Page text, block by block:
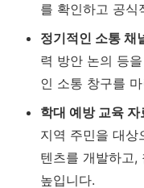
를 확인하고 공식
정기적인 소통 채
력 방안 논의 등
인 소통 창구를
학대 예방 교육
지역 주민을 대상
텐츠를 개발하고,
높입니다.